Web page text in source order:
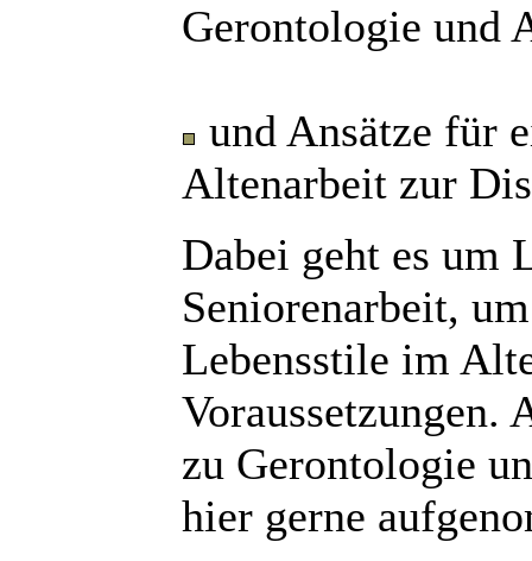
Gerontologie und
und Ansätze für
Altenarbeit zur
Dabei geht es um
Seniorenarbeit,
Lebensstile im
Voraussetzungen.
zu Gerontologie
hier gerne